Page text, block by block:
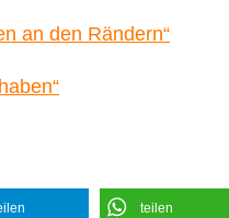
an den Rändern“
teilen